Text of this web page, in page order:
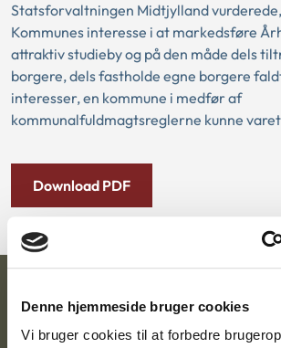
Denne hjemmeside bruger cookies
Vi bruger cookies til at forbedre
Statsforvaltningen Midtjylland
Kommunes interesse i at markedsføre
attraktiv studieby og på den måde dels
borgere, dels fastholde egne borgere
interesser, en kommune i medfør af
kommunalfuldmagtsreglerne kunne
Download PDF
Ankestyrelsen
Postadresse: